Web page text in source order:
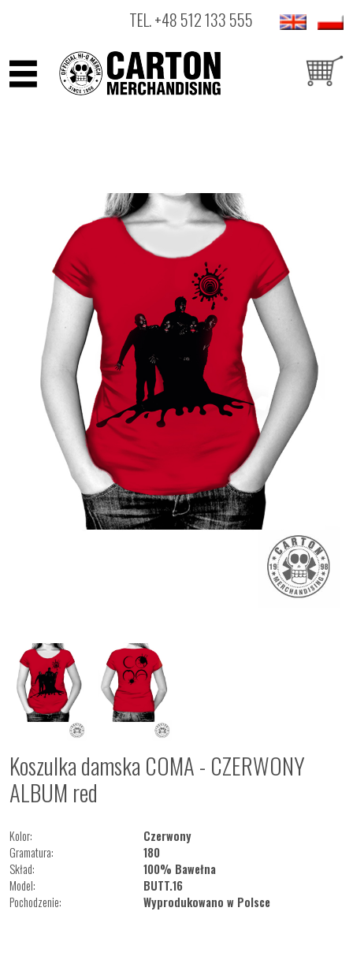
TEL.+48 512 133 555
Koszulka damska COMA - CZERWONY
ALBUM red
Kolor:
Czerwony
Gramatura:
180
Skład:
100% Bawełna
Model:
BUTT.16
Pochodzenie:
Wyprodukowano w Polsce